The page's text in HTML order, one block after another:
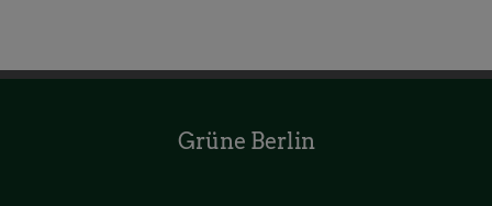
Grüne Berlin